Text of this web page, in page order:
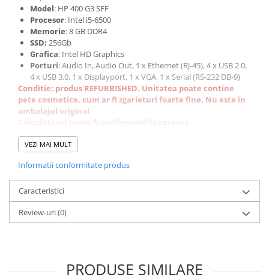
Componente All-in-One
Monitoare
Monitoare NOI
Monitoare Refurbished
Monitoare Renew
Monitoare Second-Hand
Servere
Hard Disk-uri SERVER
Accesorii server
Carcase server
Memorii RAM Server
Stabilizatoare de tensiune
Model: HP 400 G3 SFF
Procesor: Intel i5-6500
Memorie: 8 GB DDR4
SSD: 256Gb
Grafica: Intel HD Graphics
Porturi: Audio In, Audio Out, 1 x Ethernet (RJ-45), 4 x USB 2.0,
4 x USB 3.0, 1 x Displayport, 1 x VGA, 1 x Serial (RS-232 DB-9)
Conditie: produs REFURBISHED. Unitatea poate contine
pete cosmetice, cum ar fi zgarieturi foarte fine. Nu este in
ambalajul original
Calculatorul poate fi configurabil la cererea
clientului: adaugare SSD / memorie / Licente Windows
Refurbished
VEZI MAI MULT
Informatii conformitate produs
Caracteristici
Review-uri(0)
PRODUSE SIMILARE